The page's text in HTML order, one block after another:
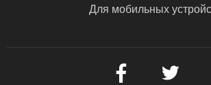
Для мобильных